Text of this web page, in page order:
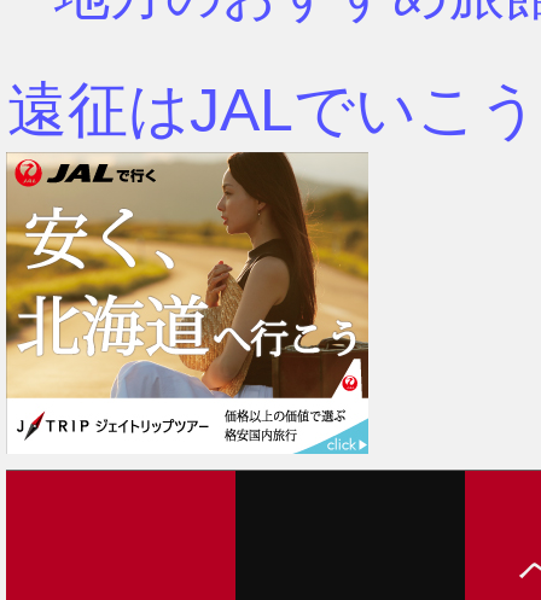
遠征はJALでいこう